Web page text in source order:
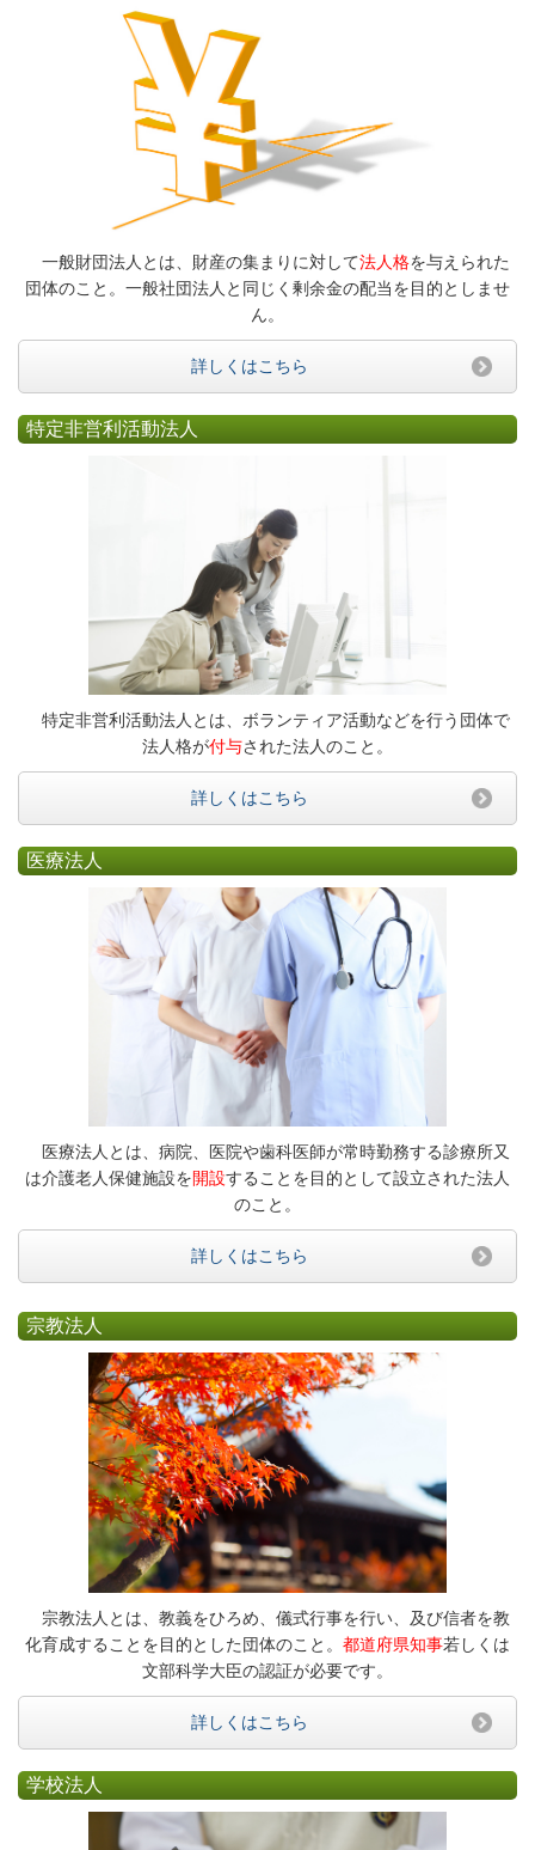
一般財団法人とは、財産の集まりに対して法人格を与えられた
団体のこと。一般社団法人と同じく剰余金の配当を目的としませ
ん。
詳しくはこちら
特定非営利活動法人
特定非営利活動法人とは、ボランティア活動などを行う団体で
法人格が付与された法人のこと。
詳しくはこちら
医療法人
医療法人とは、病院、医院や歯科医師が常時勤務する診療所又
は介護老人保健施設を開設することを目的として設立された法人
のこと。
詳しくはこちら
宗教法人
宗教法人とは、教義をひろめ、儀式行事を行い、及び信者を教
化育成することを目的とした団体のこと。 都道府県知事若しくは
文部科学大臣の認証が必要です。
詳しくはこちら
学校法人